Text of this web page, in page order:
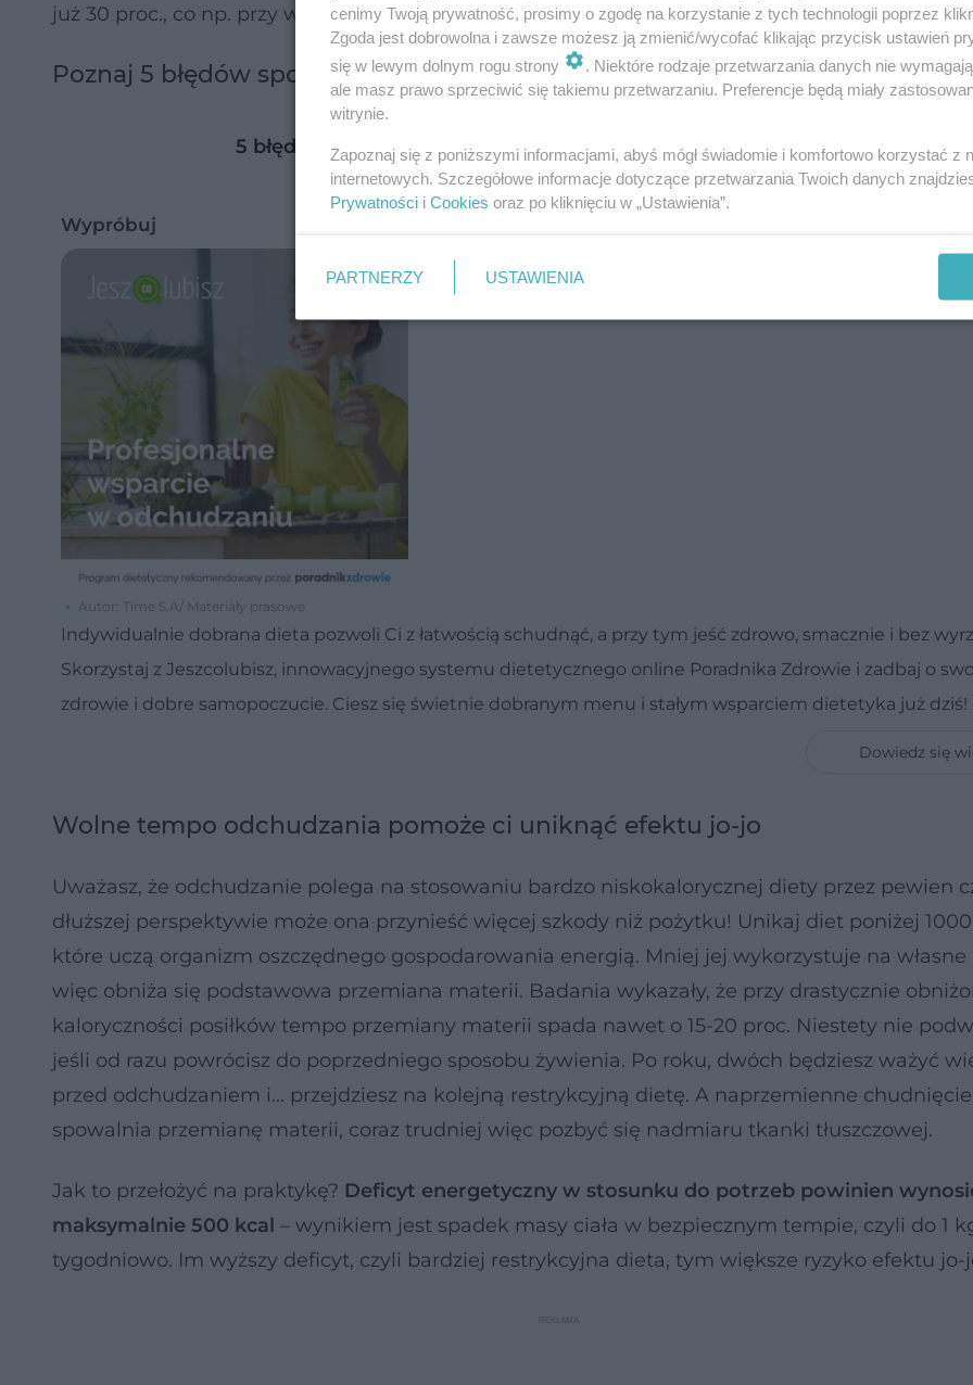
już 30 proc., co np. przy wadze wyjściowej 90 kg daje aż 27 kg.
Poznaj 5 błędów spowalniających odchudzanie
5 błędów spowalniających odchudzanie
Wypróbuj
Autor: Time S.A/ Materiały prasowe
Indywidualnie dobrana dieta pozwoli Ci z łatwością schudnąć, a przy tym jeść zdrowo, smacznie i bez
Skorzystaj z Jeszcolubisz, innowacyjnego systemu dietetycznego online Poradnika Zdrowie i zadbaj o
zdrowie i dobre samopoczucie. Ciesz się świetnie dobranym menu i stałym wsparciem dietetyka już dziś!
Dowiedz się
Wolne tempo odchudzania pomoże ci uniknąć efektu jo-jo
Uważasz, że odchudzanie polega na stosowaniu bardzo niskokalorycznej diety przez pewien
dłuższej perspektywie może ona przynieść więcej szkody niż pożytku! Unikaj diet poniżej
które uczą organizm oszczędnego gospodarowania energią. Mniej jej wykorzystuje na własne
więc obniża się podstawowa przemiana materii. Badania wykazały, że przy drastycznie
kaloryczności posiłków tempo przemiany materii spada nawet o 15-20 proc. Niestety nie
jeśli od razu powrócisz do poprzedniego sposobu żywienia. Po roku, dwóch będziesz ważyć
przed odchudzaniem i... przejdziesz na kolejną restrykcyjną dietę. A naprzemienne
spowalnia przemianę materii, coraz trudniej więc pozbyć się nadmiaru tkanki tłuszczowej.
Jak to przełożyć na praktykę? Deficyt energetyczny w stosunku do potrzeb powinien
maksymalnie 500 kcal – wynikiem jest spadek masy ciała w bezpiecznym tempie, czyli do 1
tygodniowo. Im wyższy deficyt, czyli bardziej restrykcyjna dieta, tym większe ryzyko efektu jo-
cenimy Twoją prywatność, prosimy o zgodę na korzystanie z tych technologii poprzez
Zgoda jest dobrowolna i zawsze możesz ją zmienić/wycofać klikając przycisk ustawień
się w lewym dolnym rogu strony
. Niektóre rodzaje przetwarzania danych nie
ale masz prawo sprzeciwić się takiemu przetwarzaniu. Preferencje będą miały
witrynie.
Zapoznaj się z poniższymi informacjami, abyś mógł świadomie i komfortowo korzystać z
internetowych. Szczegółowe informacje dotyczące przetwarzania Twoich danych
Prywatności i Cookies oraz po kliknięciu w „Ustawienia”.
PARTNERZY USTAWIENIA